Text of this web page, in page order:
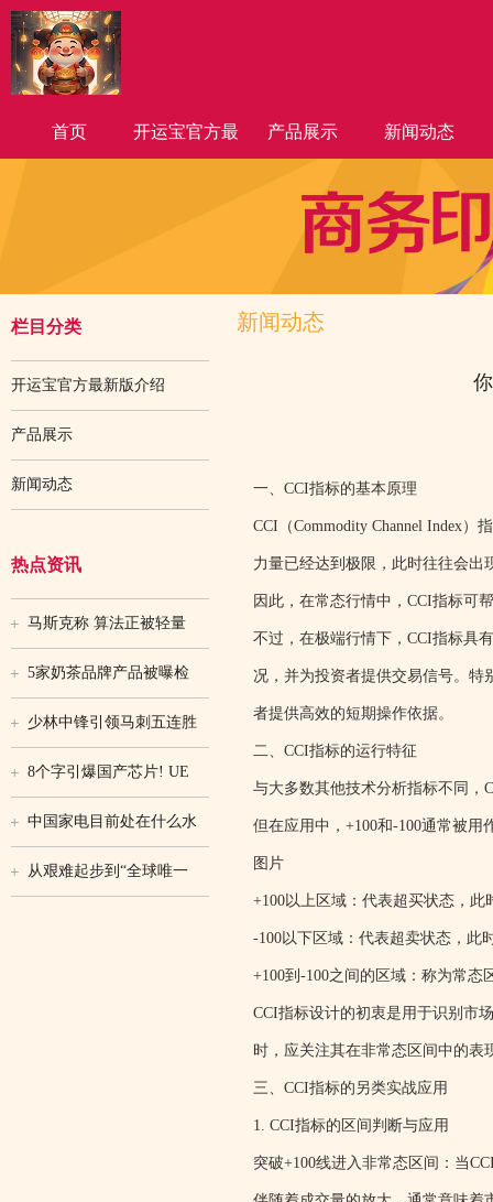
首页 开运宝官方最 产品展示 新闻动态
栏目分类
开运宝官方最新版介绍
产品展示
新闻动态
热点资讯
马斯克称 算法正被轻量
5家奶茶品牌产品被曝检
少林中锋引领马刺五连胜
8个字引爆国产芯片! UE
中国家电目前处在什么水
从艰难起步到“全球唯一
新闻动态
一、CCI指标的基本原理
CCI（Commodity Channel Index
力量已经达到极限，此时往往会出
因此，在常态行情中，CCI指标可
不过，在极端行情下，CCI指标具
况，并为投资者提供交易信号。特
者提供高效的短期操作依据。
二、CCI指标的运行特征
与大多数其他技术分析指标不同，
但在应用中，+100和-100通常被用
图片
+100以上区域：代表超买状态，
-100以下区域：代表超卖状态，此
+100到-100之间的区域：称为常
CCI指标设计的初衷是用于识别市
时，应关注其在非常态区间中的表
三、CCI指标的另类实战应用
1. CCI指标的区间判断与应用
突破+100线进入非常态区间：当